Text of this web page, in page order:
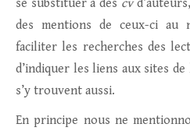
se substituer à des cv
des mentions de ceux-ci au
faciliter les recherches des
d’indiquer les liens aux sites
s’y trouvent aussi.
En principe nous ne